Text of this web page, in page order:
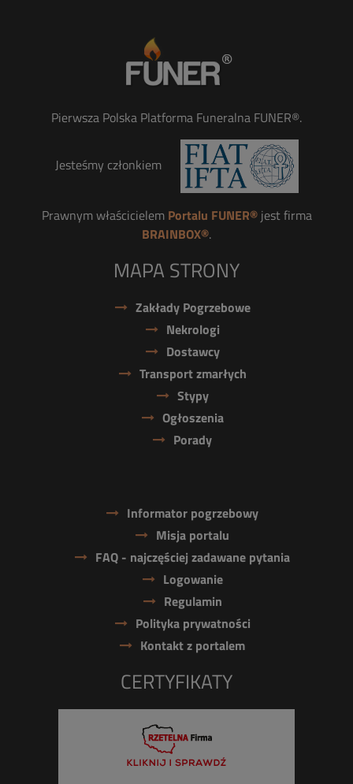
Pierwsza Polska Platforma Funeralna FUNER®.
Jesteśmy członkiem
Prawnym właścicielem Portalu FUNER®jest firma
BRAINBOX®.
MAPA STRONY
Zakłady Pogrzebowe
Nekrologi
Dostawcy
Transport zmarłych
Stypy
Ogłoszenia
Porady
Informator pogrzebowy
Misja portalu
FAQ - najczęściej zadawane pytania
Logowanie
Regulamin
Polityka prywatności
Kontakt z portalem
CERTYFIKATY